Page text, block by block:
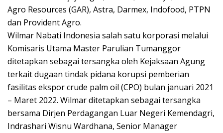
Agro Resources (GAR), Astra, Darmex, Indofood, PTPN
dan Provident Agro.
Wilmar Nabati Indonesia salah satu korporasi melalui
Komisaris Utama Master Parulian Tumanggor
ditetapkan sebagai tersangka oleh Kejaksaan Agung
terkait dugaan tindak pidana korupsi pemberian
fasilitas ekspor crude palm oil (CPO) bulan januari 2021
– Maret 2022. Wilmar ditetapkan sebagai tersangka
bersama Dirjen Perdagangan Luar Negeri Kemendagri,
Indrashari Wisnu Wardhana, Senior Manager